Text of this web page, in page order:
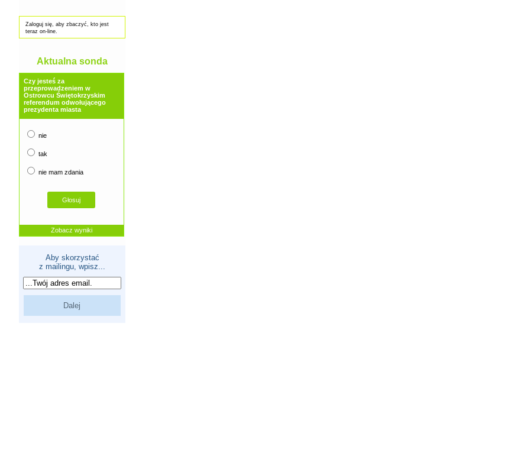
Zaloguj się, aby zbaczyć, kto jest
teraz on-line.
Aktualna sonda
Czy jesteś za
przeprowadzeniem w
Ostrowcu Świętokrzyskim
referendum odwołującego
prezydenta miasta
nie
tak
nie mam zdania
Zobacz wyniki
Aby skorzystać
z mailingu, wpisz...